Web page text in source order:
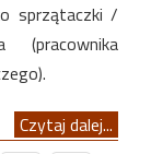
sprzątaczki /
(pracownika
Czytaj dalej...